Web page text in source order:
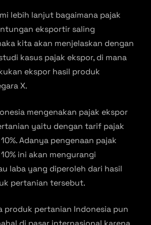
lebih lanjut bagaimana pajak
eksportir saling
kita akan menjelaskan dengan
kasus pajak ekspor, di mana
ekspor hasil produk
X.
mengenakan pajak ekspor
yaitu dengan tarif pajak
Adanya pengenaan pajak
ini akan mengurangi
laba yang diperoleh dari hasil
pertanian tersebut.
produk pertanian Indonesia pun